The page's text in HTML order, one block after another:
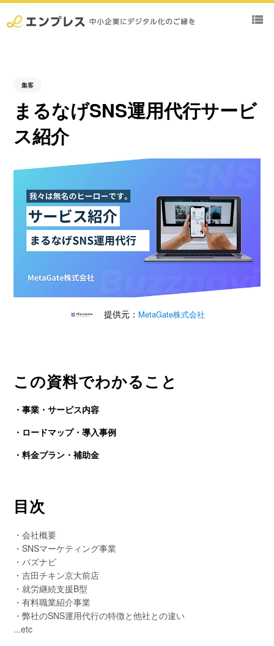
view_list
集客
まるなげSNS運用代行サービ
ス紹介
提供元： MetaGate株式会社
この資料でわかること
・事業・サービス内容
・ロードマップ・導入事例
・料金プラン・補助金
目次
・会社概要
・SNSマーケティング事業
・バズナビ
・吉田チキン京大前店
・就労継続支援B型
・有料職業紹介事業
・弊社のSNS運用代行の特徴と他社との違い
...etc